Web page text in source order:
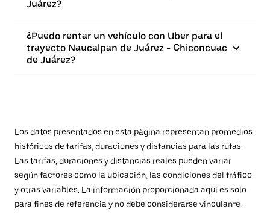
Juárez?
¿Puedo rentar un vehículo con Uber para el
trayecto Naucalpan de Juárez - Chiconcuac
de Juárez?
Los datos presentados en esta página representan promedios
históricos de tarifas, duraciones y distancias para las rutas.
Las tarifas, duraciones y distancias reales pueden variar
según factores como la ubicación, las condiciones del tráfico
y otras variables. La información proporcionada aquí es solo
para fines de referencia y no debe considerarse vinculante.